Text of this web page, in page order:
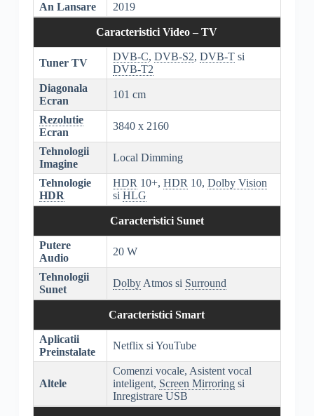
An Lansare 2019
Caracteristici Video – TV
Tuner TV
DVB-C, DVB-S2, DVB-Tsi
DVB-T2
Diagonala
Ecran
101 cm
Rezolutie
Ecran
3840 x 2160
Tehnologii
Imagine
Local Dimming
Tehnologie
HDR
HDR 10+, HDR 10, Dolby Vision
si HLG
Caracteristici Sunet
Putere
Audio
20 W
Tehnologii
Sunet
DolbyAtmos si Surround
Caracteristici Smart
Aplicatii
Preinstalate
Netflix si YouTube
Altele
Comenzi vocale, Asistent vocal
inteligent, Screen Mirroringsi
Inregistrare USB